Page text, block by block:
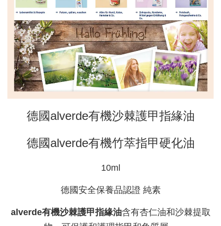
德國alverde有機沙棘護甲指緣油
德國alverde有機竹萃指甲硬化油
10ml
德國安全保養品認證 純素
alverde有機沙棘護甲指緣油含有杏仁油和沙棘提取